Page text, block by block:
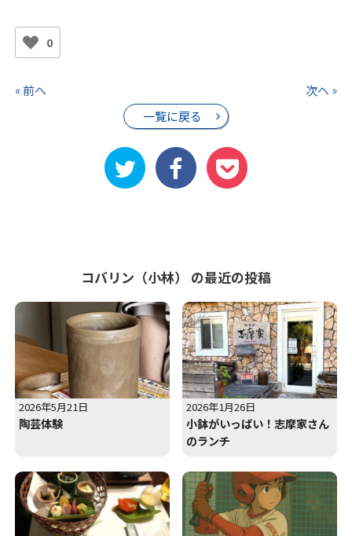
0
« 前へ
一覧に戻る
次へ »
コバリン（小林） の最近の投稿
2026年5月21日
陶芸体験
2026年1月26日
小鉢がいっぱい！志摩家さん
のランチ